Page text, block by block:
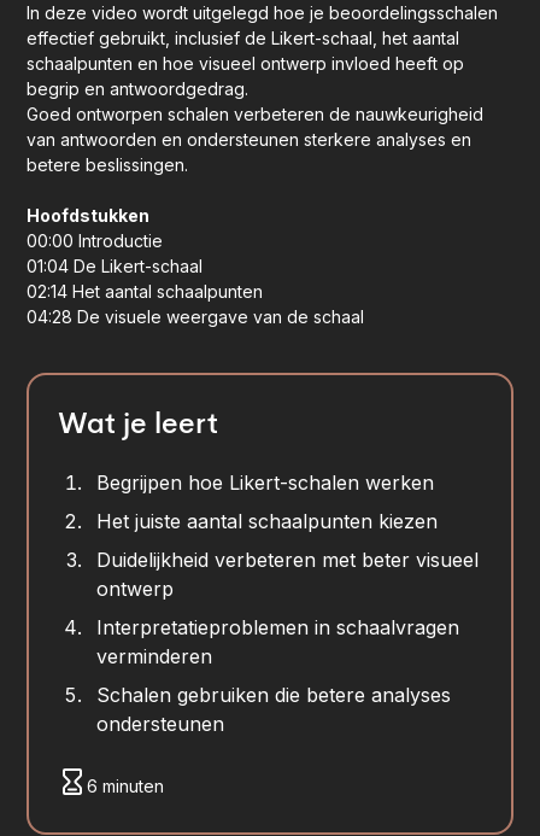
In deze video wordt uitgelegd hoe je beoordelingsschalen
effectief gebruikt, inclusief de Likert-schaal, het aantal
schaalpunten en hoe visueel ontwerp invloed heeft op
begrip en antwoordgedrag.
Goed ontworpen schalen verbeteren de nauwkeurigheid
van antwoorden en ondersteunen sterkere analyses en
betere beslissingen.
Hoofdstukken
00:00 Introductie
01:04 De Likert-schaal
02:14 Het aantal schaalpunten
04:28 De visuele weergave van de schaal
Wat je leert
Begrijpen hoe Likert-schalen werken
Het juiste aantal schaalpunten kiezen
Duidelijkheid verbeteren met beter visueel
ontwerp
Interpretatieproblemen in schaalvragen
verminderen
Schalen gebruiken die betere analyses
ondersteunen
6 minuten